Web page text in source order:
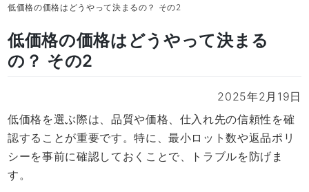
低価格の価格はどうやって決まるの？ その2
低価格の価格はどうやって決まる
の？ その2
2025年2月19日
低価格を選ぶ際は、品質や価格、仕入れ先の信頼性を確
認することが重要です。特に、最小ロット数や返品ポリ
シーを事前に確認しておくことで、トラブルを防げま
す。